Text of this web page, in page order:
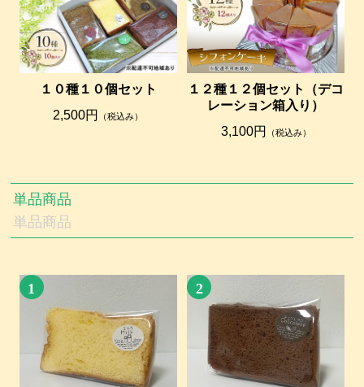
１０種１０個セット
2,500円
（税込み）
１２種１２個セット（デコ
レーション箱入り）
3,100円
（税込み）
単品商品
単品商品
1 2